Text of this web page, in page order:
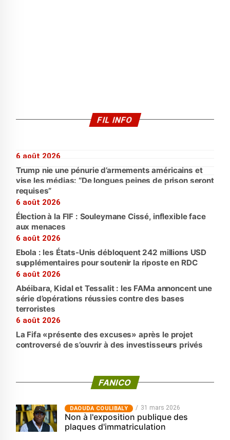
FIL INFO
6 août 2026
Trump nie une pénurie d’armements américains et
vise les médias: “De longues peines de prison seront
requises”
6 août 2026
Élection à la FIF : Souleymane Cissé, inflexible face
aux menaces
6 août 2026
Ebola : les États-Unis débloquent 242 millions USD
supplémentaires pour soutenir la riposte en RDC
6 août 2026
Abéibara, Kidal et Tessalit : les FAMa annoncent une
série d’opérations réussies contre des bases
terroristes
6 août 2026
La Fifa «présente des excuses» après le projet
controversé de s’ouvrir à des investisseurs privés
FANICO
‎DAOUDA COULIBALY 31 mars 2026
Non à l'exposition publique des
plaques d'immatriculation